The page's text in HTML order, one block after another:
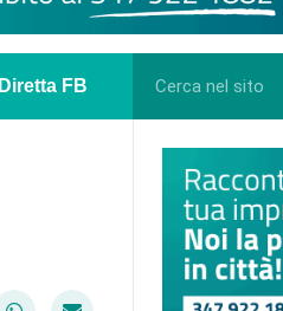
Diretta FB